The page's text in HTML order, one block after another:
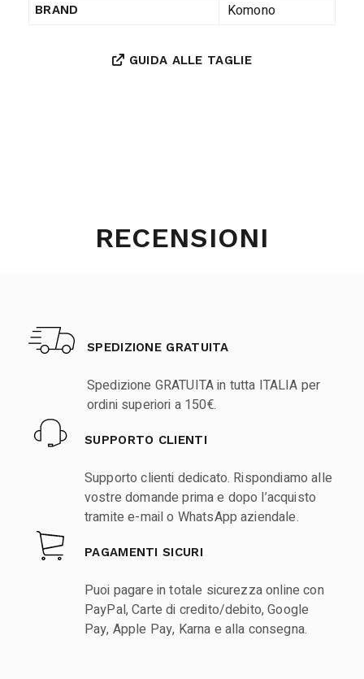
BRAND Komono
GUIDA ALLE TAGLIE
RECENSIONI
SPEDIZIONE GRATUITA
Spedizione GRATUITA in tutta ITALIA per
ordini superiori a 150€.
SUPPORTO CLIENTI
Supporto clienti dedicato. Rispondiamo alle
vostre domande prima e dopo l’acquisto
tramite e-mail o WhatsApp aziendale.
PAGAMENTI SICURI
Puoi pagare in totale sicurezza online con
PayPal, Carte di credito/debito, Google
Pay, Apple Pay, Karna e alla consegna.